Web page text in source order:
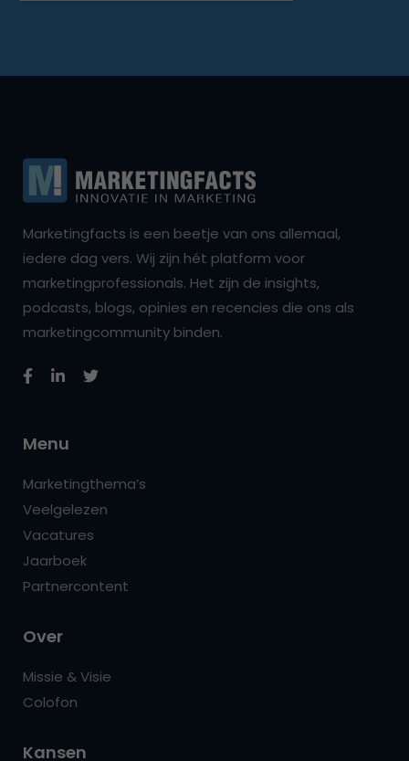
Marketingfacts is een beetje van ons allemaal,
iedere dag vers. Wij zijn hét platform voor
marketingprofessionals. Het zijn de insights,
podcasts, blogs, opinies en recencies die ons als
marketingcommunity binden.
Menu
Marketingthema’s
Veelgelezen
Vacatures
Jaarboek
Partnercontent
Over
Missie & Visie
Colofon
Kansen